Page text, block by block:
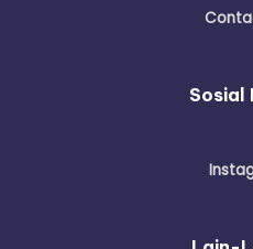
Sosial